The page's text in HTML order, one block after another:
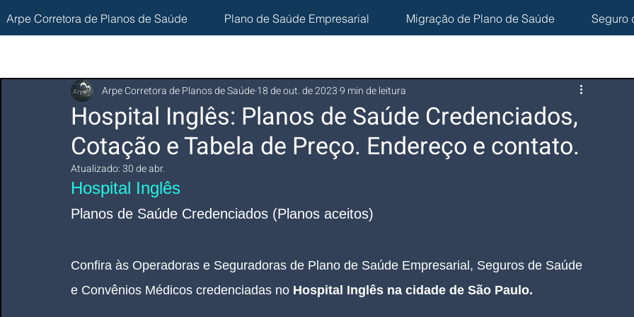
Arpe Corretora de Planos de Saúde Plano de Saúde Empresarial Migração de Plano de Saúde Seguro
Hospital Inglês: Planos de Saúde Credenciados,
Cotação e Tabela de Preço. Endereço e contato.
Arpe Corretora de Planos de Saúde18 de out. de 20239 min de leitura
Atualizado:30 de abr.
Hospital Inglês
Planos de Saúde Credenciados (Planos aceitos)
Confira às Operadoras e Seguradoras de Plano de Saúde Empresarial, Seguros de Saúde
e Convênios Médicos credenciadas no Hospital Inglês na cidade de São Paulo.